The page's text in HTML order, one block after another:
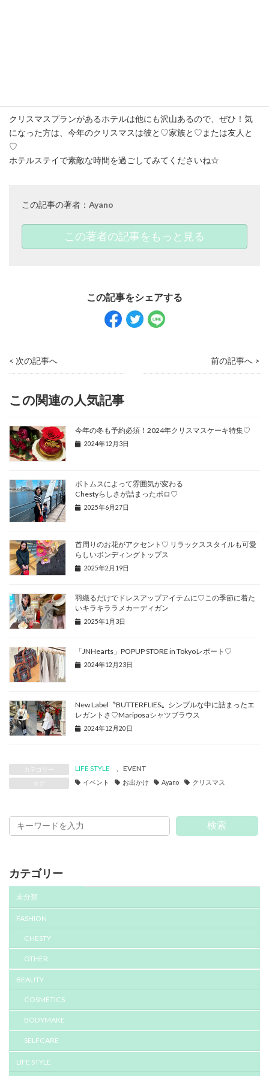
クリスマスプランがあるホテルは他にも沢山あるので、ぜひ！気
になった方は、今年のクリスマスは彼と♡家族と♡または友人と
♡
ホテルステイで素敵な時間を過ごしてみてくださいね☆
この記事の著者： Ayano
この著者の記事をもっと見る
< 次の記事へ 前の記事へ >
この関連の人気記事
今年の冬も予約必須！2024年クリスマスケーキ特集♡
2024年12月3日
ボトムスによって雰囲気が変わる
Chestyらしさが詰まったポロ♡
2025年6月27日
首周りのお花がアクセント♡ リラックススタイルも可愛
らしいボンディングトップス
2025年2月19日
羽織るだけでドレスアップアイテムに♡この季節に着た
いキラキララメカーディガン
2025年1月3日
「JNHearts」POPUP STORE in Tokyoレポート♡
2024年12月23日
New Label〝BUTTERFLIES〟シンプルな中に詰まったエ
レガントさ♡Mariposaシャツブラウス
2024年12月20日
カテゴリー LIFE STYLE 、 EVENT
タグ イベント お出かけ Ayano クリスマス
検索
カテゴリー
未分類
FASHION
CHESTY
OTHER
BEAUTY
COSMETICS
BODYMAKE
SELFCARE
LIFE STYLE